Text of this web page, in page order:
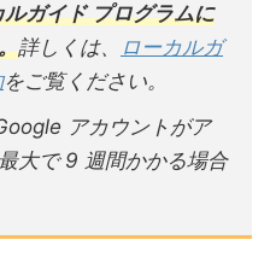
ガイド プログラムに
詳しくは、
ローカルガ
をご覧ください。
アカウントがア
大で 9 週間かかる場合